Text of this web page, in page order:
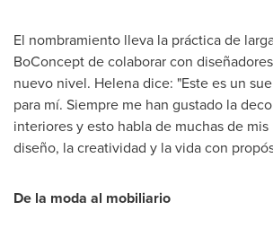
El nombramiento lleva la práctica de
BoConcept de colaborar con
nuevo nivel. Helena dice: "Este es un
para mí. Siempre me han gustado la
interiores y esto habla de muchas de
diseño, la creatividad y la vida con
De la moda al mobiliario